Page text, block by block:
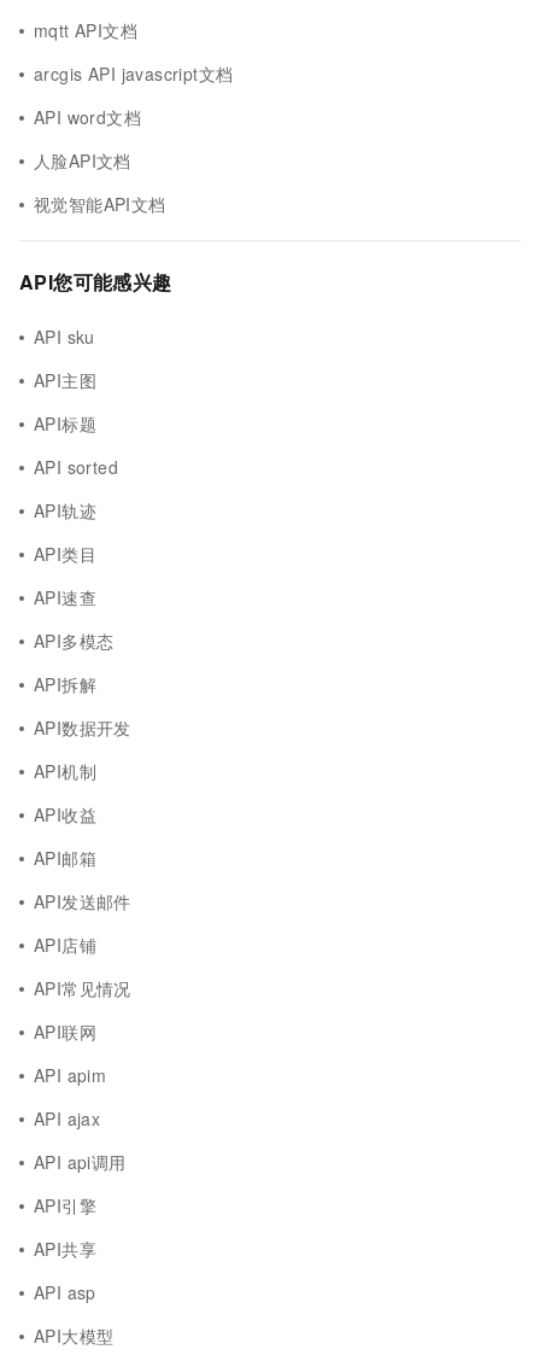
mqtt API文档
arcgis API javascript文档
API word文档
人脸API文档
视觉智能API文档
API您可能感兴趣
API sku
API主图
API标题
API sorted
API轨迹
API类目
API速查
API多模态
API拆解
API数据开发
API机制
API收益
API邮箱
API发送邮件
API店铺
API常见情况
API联网
API apim
API ajax
API api调用
API引擎
API共享
API asp
API大模型